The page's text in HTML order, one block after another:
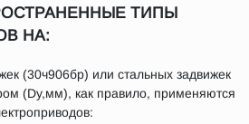
ТИПЫ
НА:
(30ч906бр) или стальных задвижек
(Dy,мм), как правило, применяются